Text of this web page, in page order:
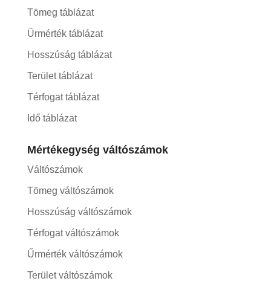
Tömeg táblázat
Űrmérték táblázat
Hosszúság táblázat
Terület táblázat
Térfogat táblázat
Idő táblázat
Mértékegység váltószámok
Váltószámok
Tömeg váltószámok
Hosszúság váltószámok
Térfogat váltószámok
Űrmérték váltószámok
Terület váltószámok